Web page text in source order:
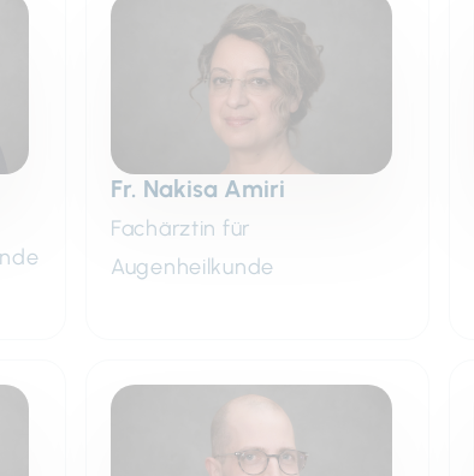
Fr. Nakisa Amiri
Fachärztin für
Augenheilkunde